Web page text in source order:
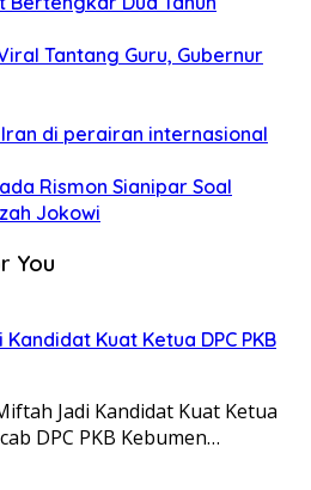
Tantang Guru, Gubernur
di perairan internasional
Rismon Sianipar Soal
Jokowi
You
Kuat Ketua DPC PKB
Jadi Kandidat Kuat Ketua
DPC PKB Kebumen…